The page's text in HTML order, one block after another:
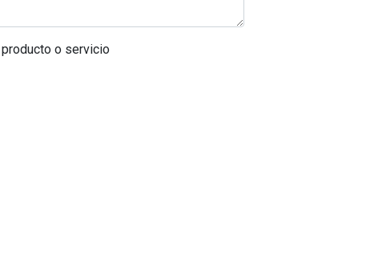
producto o servicio